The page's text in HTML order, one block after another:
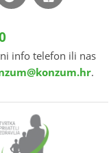
info telefon ili nas
.